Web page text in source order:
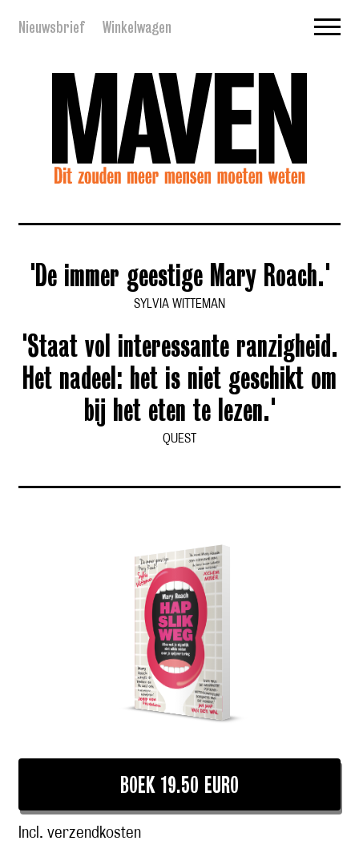
Nieuwsbrief Winkelwagen
'De immer geestige Mary Roach.'
SYLVIA WITTEMAN
'Staat vol interessante ranzigheid.
Het nadeel: het is niet geschikt om
bij het eten te lezen.'
QUEST
BOEK 19.50 EURO
Incl. verzendkosten